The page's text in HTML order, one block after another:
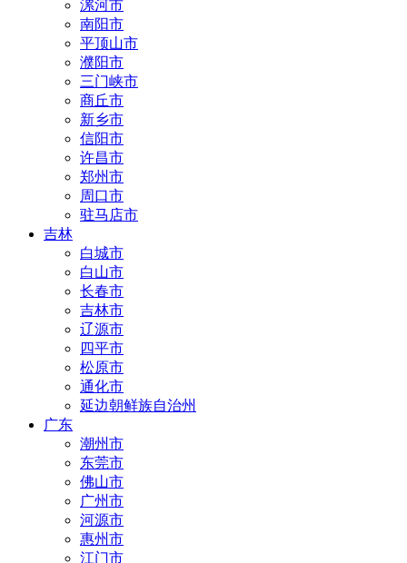
漯河市
南阳市
平顶山市
濮阳市
三门峡市
商丘市
新乡市
信阳市
许昌市
郑州市
周口市
驻马店市
吉林
白城市
白山市
长春市
吉林市
辽源市
四平市
松原市
通化市
延边朝鲜族自治州
广东
潮州市
东莞市
佛山市
广州市
河源市
惠州市
江门市